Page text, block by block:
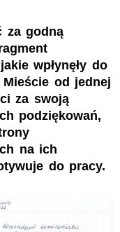
za godną
wpłynęły do
od jednej
za swoją
podziękowań,
na ich
do pracy.